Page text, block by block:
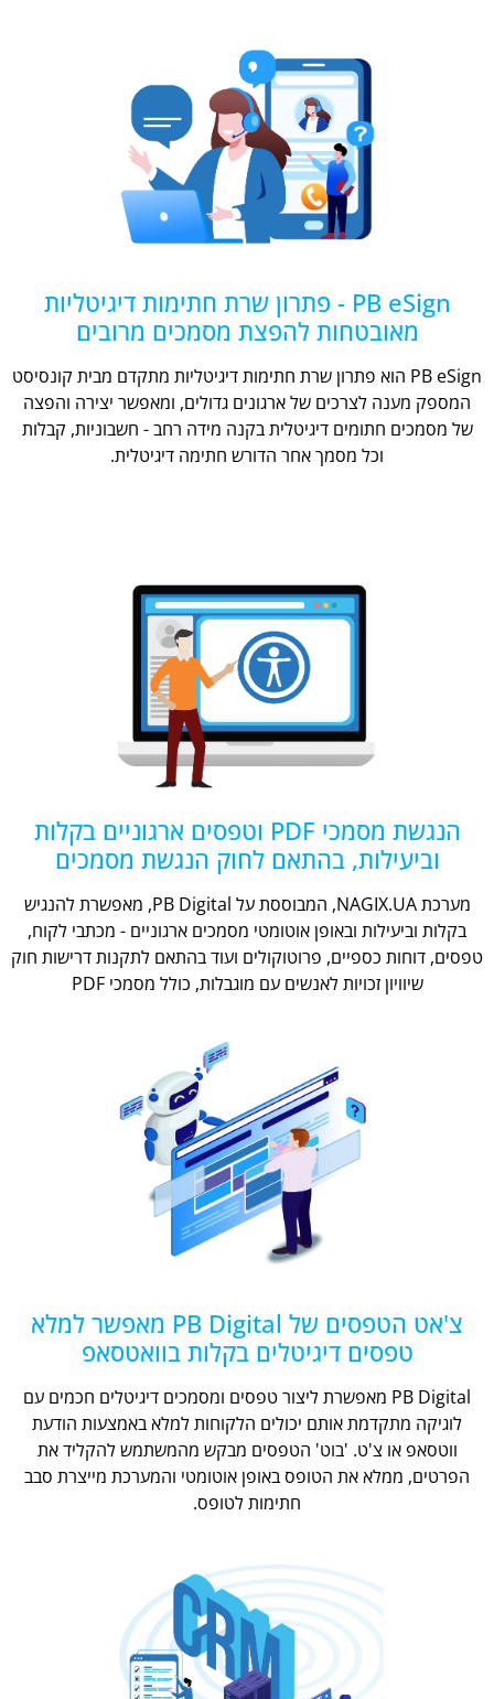
PB eSign - פתרון שרת חתימות דיגיטליות
מאובטחות להפצת מסמכים מרובים
PB eSign הוא פתרון שרת חתימות דיגיטליות מתקדם מבית קונסיסט
המספק מענה לצרכים של ארגונים גדולים, ומאפשר יצירה והפצה
של מסמכים חתומים דיגיטלית בקנה מידה רחב - חשבוניות, קבלות
וכל מסמך אחר הדורש חתימה דיגיטלית.
הנגשת מסמכי PDF וטפסים ארגוניים בקלות
וביעילות, בהתאם לחוק הנגשת מסמכים
מערכת NAGIX.UA, המבוססת על PB Digital, מאפשרת להנגיש
בקלות וביעילות ובאופן אוטומטי מסמכים ארגוניים - מכתבי לקוח,
טפסים, דוחות כספיים, פרוטוקולים ועוד בהתאם לתקנות דרישות חוק
שיוויון זכויות לאנשים עם מוגבלות, כולל מסמכי PDF
צ'אט הטפסים של PB Digital מאפשר למלא
טפסים דיגיטלים בקלות בוואטסאפ
PB Digital מאפשרת ליצור טפסים ומסמכים דיגיטלים חכמים עם
לוגיקה מתקדמת אותם יכולים הלקוחות למלא באמצעות הודעת
ווטסאפ או צ'ט. 'בוט' הטפסים מבקש מהמשתמש להקליד את
הפרטים, ממלא את הטופס באופן אוטומטי והמערכת מייצרת סבב
חתימות לטופס.